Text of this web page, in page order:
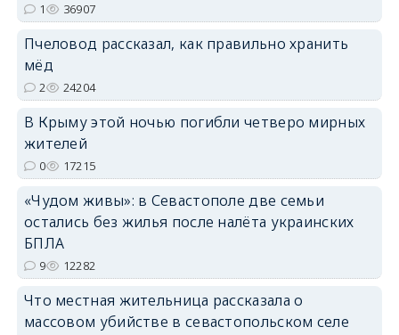
erid: 2SDnjdPjgYS
1 36907
Пчеловод рассказал, как правильно хранить
мёд
2 24204
В Крыму этой ночью погибли четверо мирных
жителей
0 17215
«Чудом живы»: в Севастополе две семьи
остались без жилья после налёта украинских
БПЛА
9 12282
Что местная жительница рассказала о
массовом убийстве в севастопольском селе